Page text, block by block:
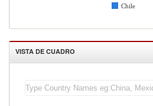
Chile
VISTA DE CUADRO